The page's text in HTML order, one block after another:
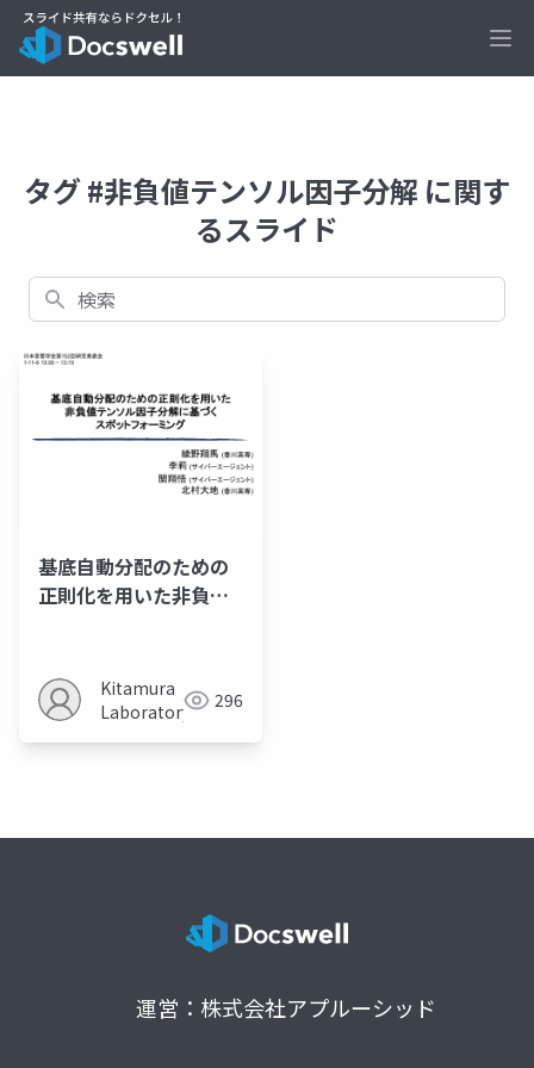
タグ #非負値テンソル因子分解 に関す
るスライド
検索
基底自動分配のための
正則化を用いた非負値
ング
Kitamura
Laboratory
296
運営：株式会社アプルーシッド